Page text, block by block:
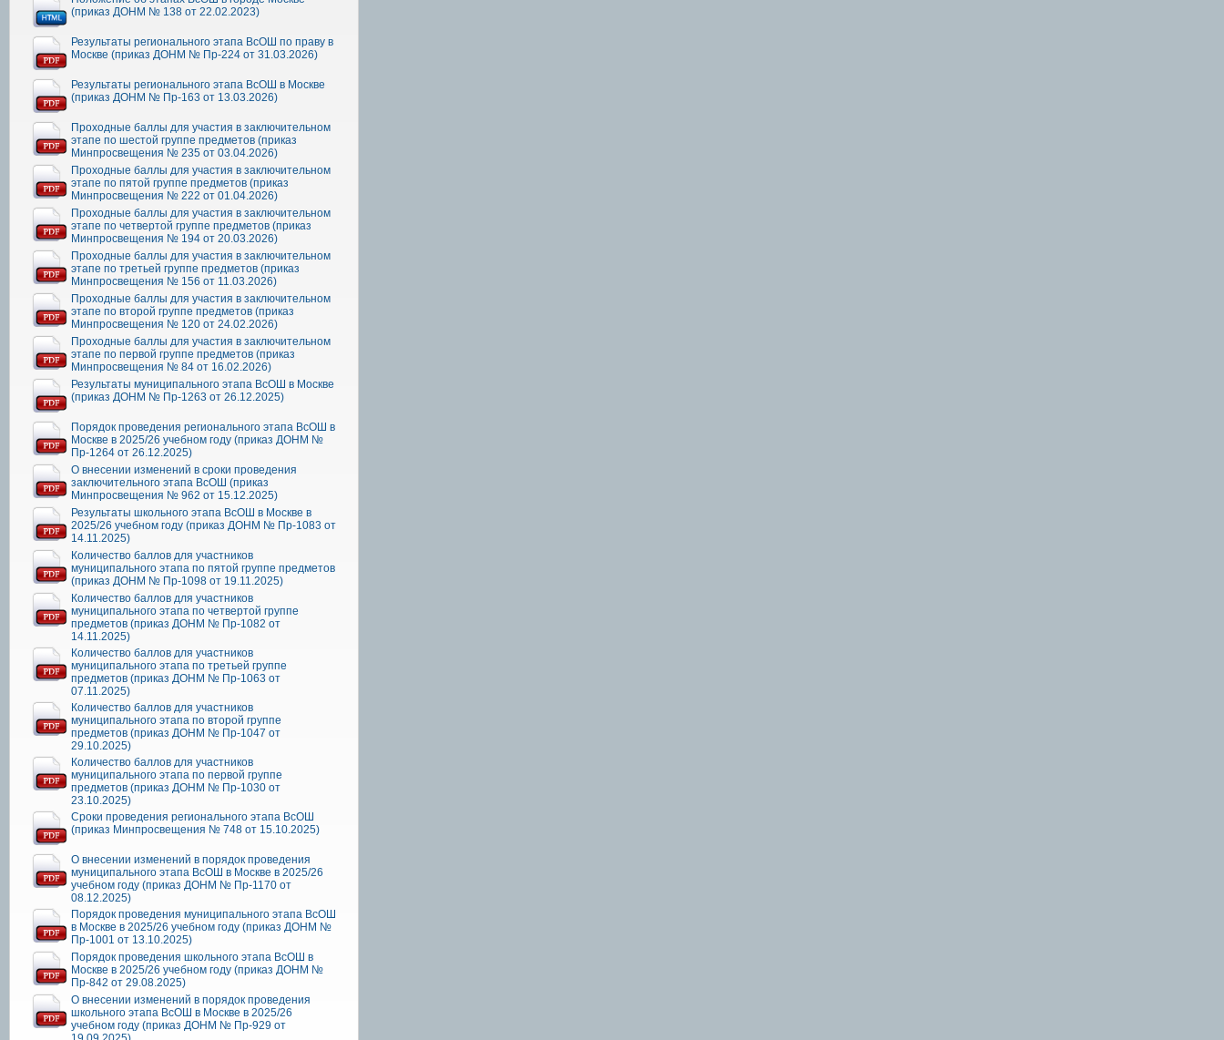
(приказ ДОНМ № 138 от 22.02.2023)
Результаты регионального этапа ВсОШ по праву в
Москве (приказ ДОНМ № Пр-224 от 31.03.2026)
Результаты регионального этапа ВсОШ в Москве
(приказ ДОНМ № Пр-163 от 13.03.2026)
Проходные баллы для участия в заключительном
этапе по шестой группе предметов (приказ
Минпросвещения № 235 от 03.04.2026)
Проходные баллы для участия в заключительном
этапе по пятой группе предметов (приказ
Минпросвещения № 222 от 01.04.2026)
Проходные баллы для участия в заключительном
этапе по четвертой группе предметов (приказ
Минпросвещения № 194 от 20.03.2026)
Проходные баллы для участия в заключительном
этапе по третьей группе предметов (приказ
Минпросвещения № 156 от 11.03.2026)
Проходные баллы для участия в заключительном
этапе по второй группе предметов (приказ
Минпросвещения № 120 от 24.02.2026)
Проходные баллы для участия в заключительном
этапе по первой группе предметов (приказ
Минпросвещения № 84 от 16.02.2026)
Результаты муниципального этапа ВсОШ в Москве
(приказ ДОНМ № Пр-1263 от 26.12.2025)
Порядок проведения регионального этапа ВсОШ в
Москве в 2025/26 учебном году (приказ ДОНМ №
Пр-1264 от 26.12.2025)
О внесении изменений в сроки проведения
заключительного этапа ВсОШ (приказ
Минпросвещения № 962 от 15.12.2025)
Результаты школьного этапа ВсОШ в Москве в
2025/26 учебном году (приказ ДОНМ № Пр-1083 от
14.11.2025)
Количество баллов для участников
муниципального этапа по пятой группе предметов
(приказ ДОНМ № Пр-1098 от 19.11.2025)
Количество баллов для участников
муниципального этапа по четвертой группе
предметов (приказ ДОНМ № Пр-1082 от
14.11.2025)
Количество баллов для участников
муниципального этапа по третьей группе
предметов (приказ ДОНМ № Пр-1063 от
07.11.2025)
Количество баллов для участников
муниципального этапа по второй группе
предметов (приказ ДОНМ № Пр-1047 от
29.10.2025)
Количество баллов для участников
муниципального этапа по первой группе
предметов (приказ ДОНМ № Пр-1030 от
23.10.2025)
Сроки проведения регионального этапа ВсОШ
(приказ Минпросвещения № 748 от 15.10.2025)
О внесении изменений в порядок проведения
муниципального этапа ВсОШ в Москве в 2025/26
учебном году (приказ ДОНМ № Пр-1170 от
08.12.2025)
Порядок проведения муниципального этапа ВсОШ
в Москве в 2025/26 учебном году (приказ ДОНМ №
Пр-1001 от 13.10.2025)
Порядок проведения школьного этапа ВсОШ в
Москве в 2025/26 учебном году (приказ ДОНМ №
Пр-842 от 29.08.2025)
О внесении изменений в порядок проведения
школьного этапа ВсОШ в Москве в 2025/26
учебном году (приказ ДОНМ № Пр-929 от